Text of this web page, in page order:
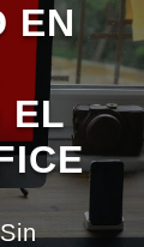
EN
EL
Sin